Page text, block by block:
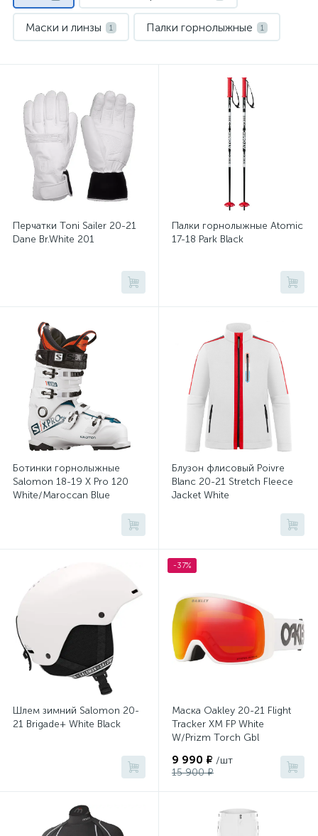
Маски и линзы 1 Палки горнолыжные 1
Флис и кофты 1
Штаны горнолыжные
Перчатки Toni Sailer 20-21
Dane Br.White 201
Палки горнолыжные Atomic
17-18 Park Black
Ботинки горнолыжные
Salomon 18-19 X Pro 120
White/Maroccan Blue
Блузон флисовый Poivre
Blanc 20-21 Stretch Fleece
Jacket White
Шлем зимний Salomon 20-
21 Brigade+ White Black
-37%
Маска Oakley 20-21 Flight
Tracker XM FP White
W/Prizm Torch Gbl
9 990 ₽ /шт
15 900 ₽